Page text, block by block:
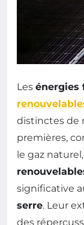
Les énergies
distinctes de
premières,
le gaz
significative
serre. Leur
des